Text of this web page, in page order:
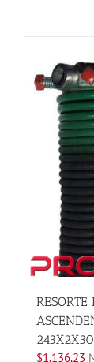
RESORTE
$1,136.23